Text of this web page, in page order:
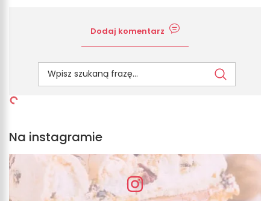
Dodaj komentarz
Na instagramie